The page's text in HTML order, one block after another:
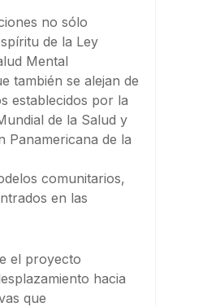
no sólo
de la Ley
Mental
también se alejan de
establecidos por la
de la Salud y
Panamericana de la
comunitarios,
en las
el proyecto
hacia
que